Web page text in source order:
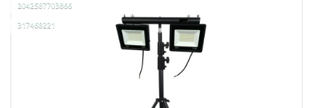
2042587703866
317468221